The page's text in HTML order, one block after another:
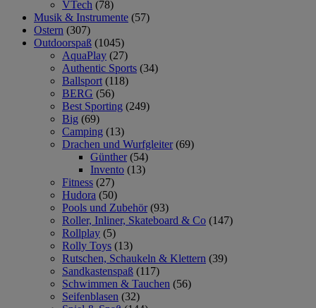
VTech (78)
Musik & Instrumente (57)
Ostern (307)
Outdoorspaß (1045)
AquaPlay (27)
Authentic Sports (34)
Ballsport (118)
BERG (56)
Best Sporting (249)
Big (69)
Camping (13)
Drachen und Wurfgleiter (69)
Günther (54)
Invento (13)
Fitness (27)
Hudora (50)
Pools und Zubehör (93)
Roller, Inliner, Skateboard & Co (147)
Rollplay (5)
Rolly Toys (13)
Rutschen, Schaukeln & Klettern (39)
Sandkastenspaß (117)
Schwimmen & Tauchen (56)
Seifenblasen (32)